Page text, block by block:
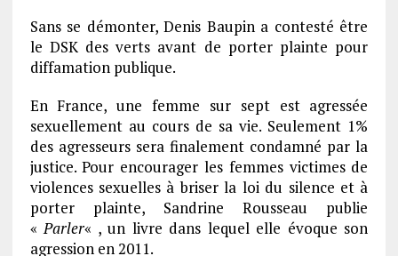
Sans se démonter, Denis Baupin a contesté être
le DSK des verts avant de porter plainte pour
diffamation publique.
En France, une femme sur sept est agressée
sexuellement au cours de sa vie. Seulement 1%
des agresseurs sera finalement condamné par la
justice. Pour encourager les femmes victimes de
violences sexuelles à briser la loi du silence et à
porter plainte, Sandrine Rousseau publie
«Parler« , un livre dans lequel elle évoque son
agression en 2011.